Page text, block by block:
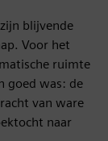
blijvende
Voor het
ruimte
goed was: de
van ware
naar